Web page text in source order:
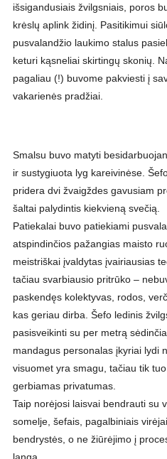
išsigandusiais žvilgsniais, poros
krėslų aplink židinį. Pasitikimui
pusvalandžio laukimo stalus
keturi kąsneliai skirtingų skonių.
pagaliau (!) buvome pakviesti į
vakarienės pradžiai.
Smalsu buvo matyti
ir sustygiuota lyg kareivinėse.
pridera dvi žvaigždes gavusiam
šaltai palydintis kiekvieną svečią.
Patiekalai buvo patiekiami
atspindinčios pažangias maisto
meistriškai įvaldytas įvairiausias
tačiau svarbiausio pritrūko –
paskendęs kolektyvas, rodos,
kas geriau dirba. Šefo ledinis
pasisveikinti su per metrą
mandagus personalas įkyriai lydi
visuomet yra smagu, tačiau tik
gerbiamas privatumas.
Taip norėjosi laisvai bendrauti su
somelje, šefais, pagalbiniais
bendrystės, o ne žiūrėjimo į
langą.